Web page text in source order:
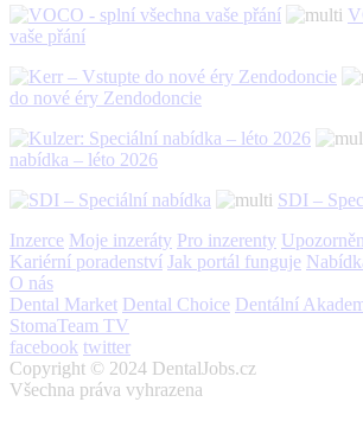
vaše přání
do nové éry Zendodoncie
nabídka – léto 2026
SDI –
Inzerce Moje inzeráty Pro inzerenty
Kariérní poradenství Jak portál funguje
O nás
Dental Market Dental Choice Dentální
StomaTeam TV
facebook twitter
Copyright © 2024 DentalJobs.cz
Všechna práva vyhrazena